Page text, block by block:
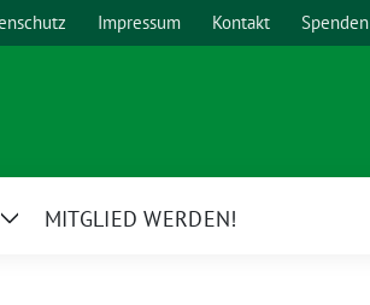
Impressum Kontakt Spenden
ZeigeMITGLIED WERDEN!